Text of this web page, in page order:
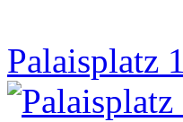
Palaisplatz